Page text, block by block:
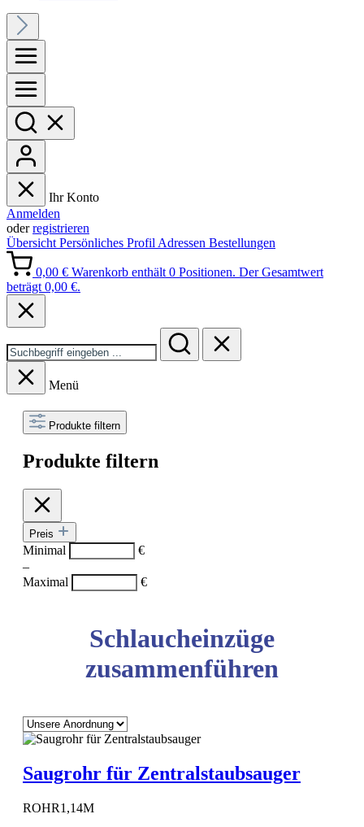
Ihr Konto
Anmelden
oderregistrieren
Übersicht Persönliches Profil Adressen Bestellungen
0,00 € Warenkorb enthält 0 Positionen. Der Gesamtwert
beträgt 0,00 €.
Menü
Produkte filtern
Produkte filtern
Preis
Minimal
€
–
Maximal
€
Schlaucheinzüge
zusammenführen
Saugrohr für Zentralstaubsauger
ROHR1,14M